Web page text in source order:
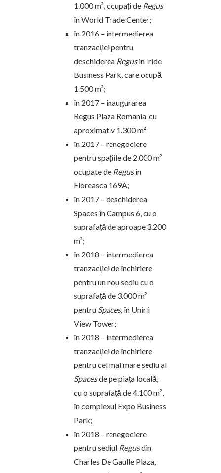
1.000 m², ocupați de Regus
în World Trade Center;
în 2016 – intermedierea
tranzacției pentru
deschiderea Regusin Iride
Business Park, care ocupă
1.500 m²;
în 2017 – inaugurarea
Regus Plaza Romania, cu
aproximativ 1.300 m²;
în 2017 – renegociere
pentru spațiile de 2.000 m²
ocupate de Regusîn
Floreasca 169A;
în 2017 – deschiderea
Spaces în Campus 6, cu o
suprafață de aproape 3.200
m²;
în 2018 – intermedierea
tranzacției de închiriere
pentru un nou sediu cu o
suprafață de 3.000 m²
pentru Spaces,în Unirii
View Tower;
în 2018 – intermedierea
tranzacției de închiriere
pentru cel mai mare sediu al
Spacesde pe piața locală,
cu o suprafață de 4.100 m²,
în complexul Expo Business
Park;
în 2018 – renegociere
pentru sediul Regusdin
Charles De Gaulle Plaza,